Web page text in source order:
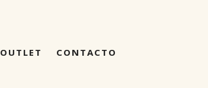
OUTLET CONTACTO